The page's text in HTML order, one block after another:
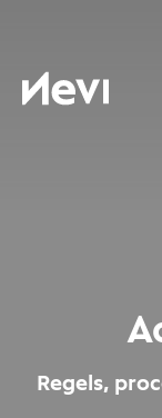
Nevi
Regels,